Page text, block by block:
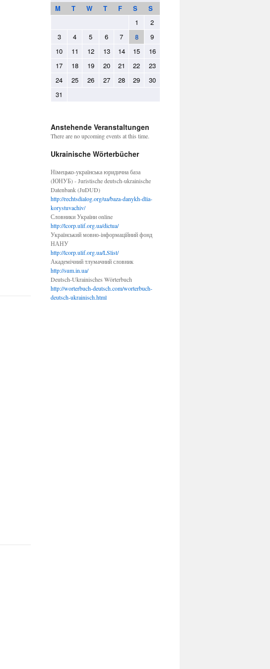
M T W T F S
S
1
2
3
4 5 6 7 8
9
10
11 12 13 14 15
16
17
18 19 20 21 22
23
24
25 26 27 28 29
30
31
Anstehende Veranstaltungen
There are no upcoming events at this time.
Ukrainische Wörterbücher
Німецько-українська юридична база
(ЮНУБ) - Juristische deutsch-ukrainische
Datenbank (JuDUD)
http://rechtsdialog.org/ua/baza-danykh-dlia-
korystuvachiv/
Словники України online
http://lcorp.ulif.org.ua/dictua/
Український мовно-інформаційний фонд
НАНУ
http://lcorp.ulif.org.ua/LSlist/
Академічний тлумачний словник
http://sum.in.ua/
Deutsch-Ukrainisches Wörterbuch
http://worterbuch-deutsch.com/worterbuch-
deutsch-ukrainisch.html